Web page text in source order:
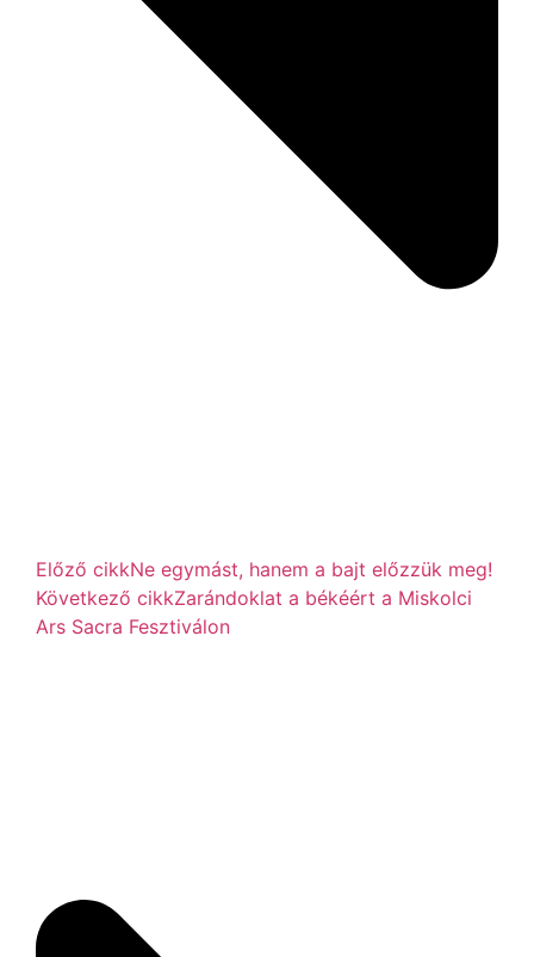
Előző cikkNe egymást, hanem a bajt előzzük meg!
Következő cikkZarándoklat a békéért a Miskolci
Ars Sacra Fesztiválon